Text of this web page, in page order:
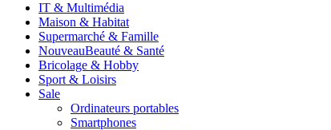
IT & Multimédia
Maison & Habitat
Supermarché & Famille
NouveauBeauté & Santé
Bricolage & Hobby
Sport & Loisirs
Sale
Ordinateurs portables
Smartphones